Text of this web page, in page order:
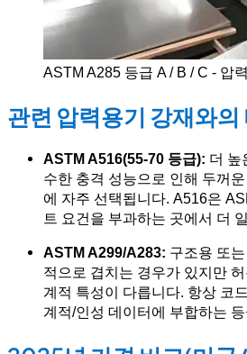
ASTM A285 등급 A / B / C - 압
관련 압력용기 강재와의
ASTM A516(55-70 등급): 더 높
수한 충격 성능으로 인해 두꺼
에 자주 선택됩니다. A516은
트 요건을 부과하는 곳에서 더
ASTM A299/A283: 구조용 또
적으로 겹치는 경우가 있지만
계적 특성이 다릅니다. 항상 코
계적/인성 데이터에 부합하는